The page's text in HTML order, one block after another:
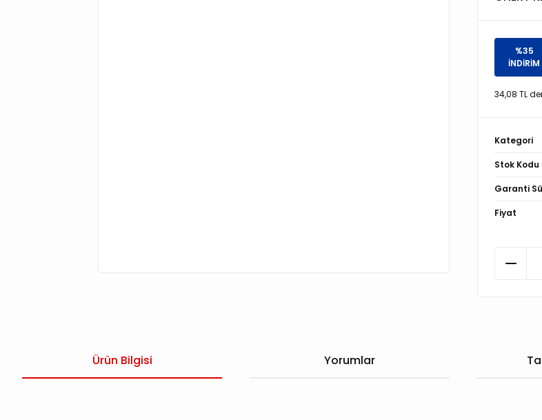
%35
İNDİRİM
34,08 TL
Kategori
Stok Kodu
Garanti
Fiyat
Ürün Bilgisi Yorumlar